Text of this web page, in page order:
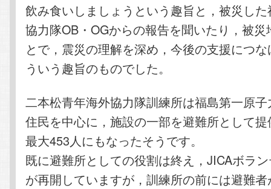
飲み食いしましょうという趣旨と，被災し
協力隊OB・OGからの報告を聞いたり，被
とで，震災の理解を深め，今後の支援につ
ういう趣旨のものでした。
二本松青年海外協力隊訓練所は福島第一原
住民を中心に，施設の一部を避難所として
最大453人にもなったそうです。
既に避難所としての役割は終え，JICAボラ
が再開していますが，訓練所の前には避難